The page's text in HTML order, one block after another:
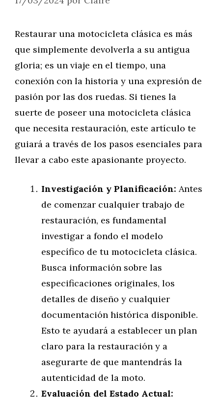
Restaurar una motocicleta clásica es más
que simplemente devolverla a su antigua
gloria; es un viaje en el tiempo, una
conexión con la historia y una expresión de
pasión por las dos ruedas. Si tienes la
suerte de poseer una motocicleta clásica
que necesita restauración, este artículo te
guiará a través de los pasos esenciales para
llevar a cabo este apasionante proyecto.
Investigación y Planificación: Antes
de comenzar cualquier trabajo de
restauración, es fundamental
investigar a fondo el modelo
específico de tu motocicleta clásica.
Busca información sobre las
especificaciones originales, los
detalles de diseño y cualquier
documentación histórica disponible.
Esto te ayudará a establecer un plan
claro para la restauración y a
asegurarte de que mantendrás la
autenticidad de la moto.
Evaluación del Estado Actual: